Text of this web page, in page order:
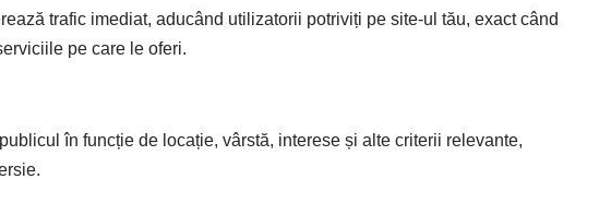
trafic imediat, aducând utilizatorii potriviți pe site-ul tău, exact când
pe care le oferi.
în funcție de locație, vârstă, interese și alte criterii relevante,